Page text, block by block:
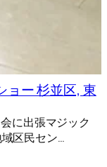
ョー 杉並区, 東
に出張マジック
区民セン…